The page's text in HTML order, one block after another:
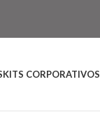
KITS CORPORATIVOS